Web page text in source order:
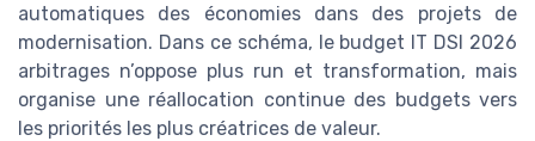
automatiques des économies dans des projets de
modernisation. Dans ce schéma, le budget IT DSI 2026
arbitrages n’oppose plus run et transformation, mais
organise une réallocation continue des budgets vers
les priorités les plus créatrices de valeur.